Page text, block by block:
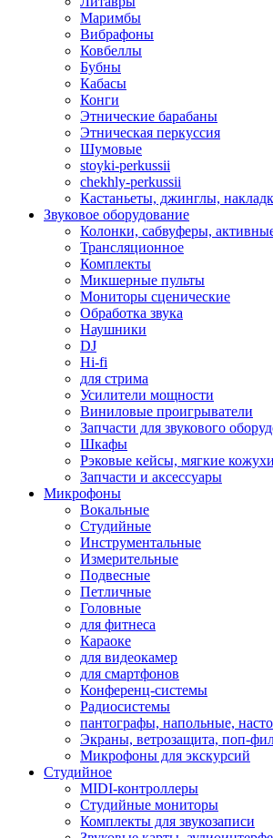
Маримбы
Вибрафоны
Ковбеллы
Бубны
Кабасы
Конги
Этнические барабаны
Этническая перкуссия
Шумовые
stoyki-perkussii
chekhly-perkussii
Кастаньеты, джинглы,
Звуковое оборудование
Колонки, сабвуферы,
Трансляционное
Комплекты
Микшерные пульты
Мониторы сценические
Обработка звука
Наушники
DJ
Hi-fi
для стрима
Усилители мощности
Виниловые проигрыватели
Запчасти для звукового
Шкафы
Рэковые кейсы, мягкие кожухи
Запчасти и аксессуары
Микрофоны
Вокальные
Студийные
Инструментальные
Измерительные
Подвесные
Петличные
Головные
для фитнеса
Караоке
для видеокамер
для смартфонов
Конференц-системы
Радиосистемы
пантографы, напольные,
Экраны, ветрозащита, поп-
Микрофоны для экскурсий
Студийное
MIDI-контроллеры
Студийные мониторы
Комплекты для звукозаписи